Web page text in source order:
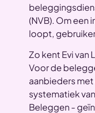
(NVB). Om een
loopt,
Zo kent Evi
Voor de
aanbieders
systematiek
Beleggen -